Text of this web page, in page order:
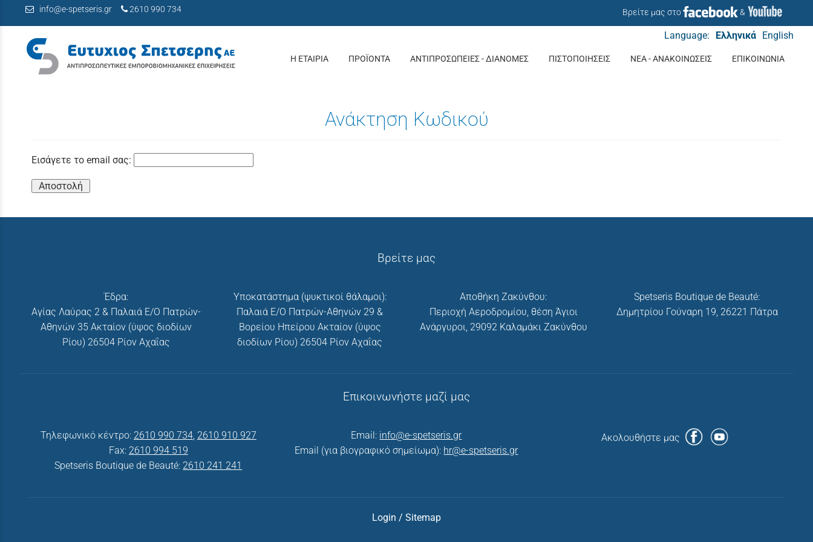
info@e-spetseris.gr 2610 990 734 Βρείτε μας στο &
Language: Ελληνικά English
Η ΕΤΑΙΡΙΑ ΠΡΟΪΟΝΤΑ ΑΝΤΙΠΡΟΣΩΠΕΙΕΣ - ΔΙΑΝΟΜΕΣ ΠΙΣΤΟΠΟΙΗΣΕΙΣ ΝΕΑ - ΑΝΑΚΟΙΝΩΣΕΙΣ ΕΠΙΚΟΙΝΩΝΙΑ
Ανάκτηση Κωδικού
Εισάγετε το email σας:
Αποστολή
Βρείτε μας
Έδρα:
Αγίας Λαύρας 2 & Παλαιά Ε/Ο Πατρών-
Αθηνών 35 Ακταίον (ύψος διοδίων
Ρίου) 26504 Ρίον Αχαΐας
Υποκατάστημα (ψυκτικοί θάλαμοι):
Παλαιά Ε/Ο Πατρών-Αθηνών 29 &
Βορείου Ηπείρου Ακταίον (ύψος
διοδίων Ρίου) 26504 Ρίον Αχαΐας
Αποθήκη Ζακύνθου:
Περιοχή Αεροδρομίου, θέση Άγιοι
Ανάργυροι, 29092 Καλαμάκι Ζακύνθου
Spetseris Boutique de Beauté:
Δημητρίου Γούναρη 19, 26221 Πάτρα
Επικοινωνήστε μαζί μας
Τηλεφωνικό κέντρο: 2610 990 734, 2610 910 927
Fax: 2610 994 519
Spetseris Boutique de Beauté: 2610 241 241
Email: info@e-spetseris.gr
Email (για βιογραφικό σημείωμα): hr@e-spetseris.gr
Ακολουθήστε μας
Login / Sitemap